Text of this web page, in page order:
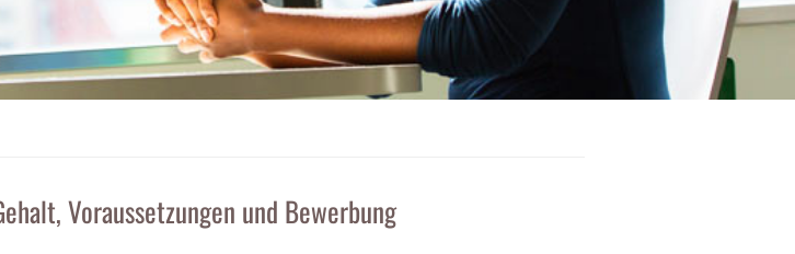
Voraussetzungen und Bewerbung